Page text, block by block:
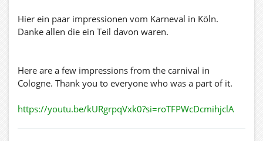
in ihrer schönsten Form! Die Parade zieht mit euren
kreativ gestalteten Wagen durch die Straßen von Köln
Beeindruckende Shows: Freut euch auf
einem Männerballett verzaubern, und Lampithaler
Hier ein paar impressionen vom Karneval in Köln.
Danke allen die ein Teil davon waren.
Here are a few impressions from the carnival in
Cologne. Thank you to everyone who was a part of it.
https://youtu.be/kURgrpqVxk0?si=roTFPWcDcmihjclA